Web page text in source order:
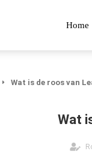
Home
Wat is de roos van
Wat